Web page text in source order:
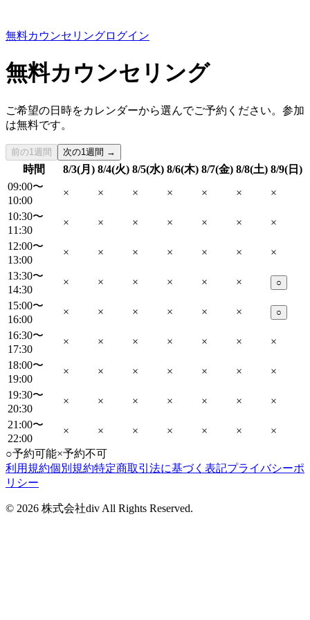
無料カウンセリングログイン
無料カウンセリング
ご希望の日時をカレンダーから選んでご予約ください。参加
は無料です。
前の1週間 次の1週間 →
時間 8/3(月) 8/4(火) 8/5(水) 8/6(木) 8/7(金) 8/8(土) 8/9(日)
09:00〜
10:00
× × × × × ×
×
10:30〜
11:30
× × × × × ×
×
12:00〜
13:00
× × × × × ×
×
13:30〜
14:30
× × × × × × ○
15:00〜
16:00
× × × × × × ○
16:30〜
17:30
× × × × × ×
×
18:00〜
19:00
× × × × × ×
×
19:30〜
20:30
× × × × × ×
×
21:00〜
22:00
× × × × × ×
×
○予約可能×予約不可
利用規約個別規約特定商取引法に基づく表記プライバシーポ
リシー
© 2026 株式会社div All Rights Reserved.